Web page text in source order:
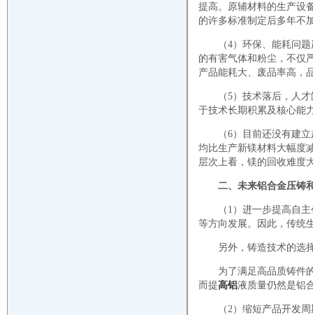
提高。原辅材料的生产设
的许多标准制定后多年不
（4）环保、能耗问
的有害气体和粉尘，不仅
产品能耗大、废品率高，
（5）技术落后，人
于技术长期积累及核心能
（6）目前还没有建
均比生产新镁材料大幅度
层次上看，镁的回收难度
二、未来铝合金压铸
（1）进一步提高自
等方向发展。因此，传统
另外，铸造技术的选
为了满足高品质铸件
而提高铝液质量仍然是铝
（2）缩短产品开发